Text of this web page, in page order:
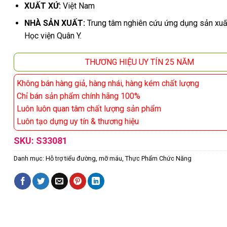
XUẤT XỨ:Việt Nam
NHÀ SẢN XUẤT:Trung tâm nghiên cứu ứng dụng sản
Học viện Quân Y.
THƯƠNG HIỆU UY TÍN 25 NĂM
Không bán hàng giả, hàng nhái, hàng kém chất lượng
Chỉ bán sản phẩm chính hãng 100%
Luôn luôn quan tâm chất lượng sản phẩm
Luôn tạo dựng uy tín & thương hiệu
SKU: S33081
Danh mục: Hỗ trợ tiểu đường, mỡ máu, Thực Phẩm Chức Năng